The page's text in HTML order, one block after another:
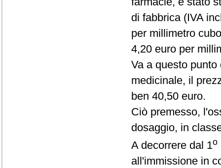
di fabbrica (IVA
per millimetro
4,20 euro per
Va a questo
medicinale, il
ben 40,50 euro.
Ciò premesso,
dosaggio, in
A decorrere dal 1o
all'immissione in